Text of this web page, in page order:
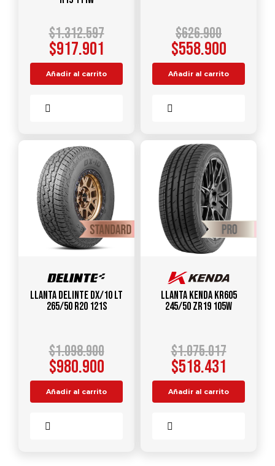
$1.312.597
$917.901
Añadir al carrito
$626.900
$558.900
Añadir al carrito
Llanta DELINTE DX/10 LT
265/50 R20 121S
$1.098.900
$980.900
Añadir al carrito
Llanta KENDA KR605
245/50 ZR19 105W
$1.075.017
$518.431
Añadir al carrito